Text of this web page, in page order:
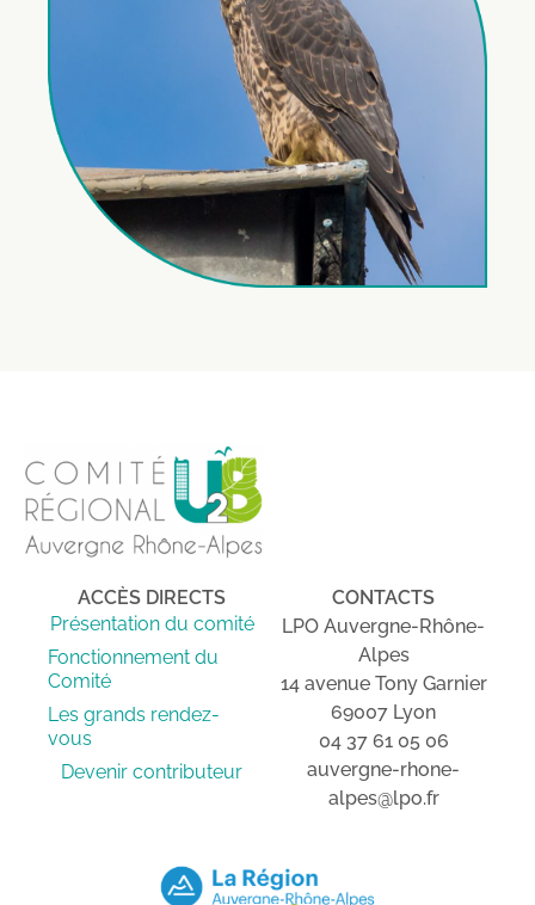
ACCÈS DIRECTS
Présentation du comité
Fonctionnement du
Comité
Les grands rendez-
vous
Devenir contributeur
CONTACTS
LPO Auvergne-Rhône-
Alpes
14 avenue Tony Garnier
69007 Lyon
04 37 61 05 06
auvergne-rhone-
alpes@lpo.fr